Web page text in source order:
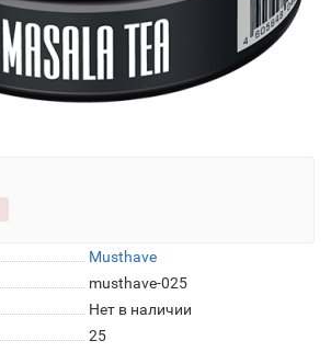
Musthave
musthave-025
Нет в наличии
25